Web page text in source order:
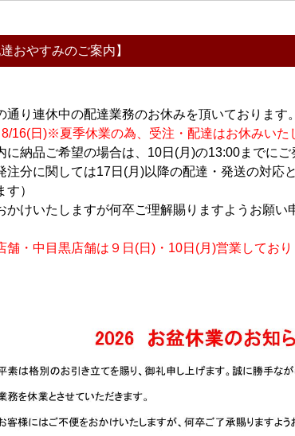
久住蒸溜所 シングルモ
ルト久住 THE FIRST
700ml
15,200円
ちえびじん
1.8L
3,000円
泰明(たいめい) 720ml
1,350円
泰明(たいめ
達おやすみのご案内】
通り連休中の配達業務のお休みを頂いております。
16(日)※夏季休業の為、受注・配達はお休みいた
に納品ご希望の場合は、10日(月)の13:00までに
注分に関しては17日(月)以降の配達・発送の対
）
かけいたしますが何卒ご理解賜りますようお願い
・中目黒店舗は９日(日)・10日(月)営業しており